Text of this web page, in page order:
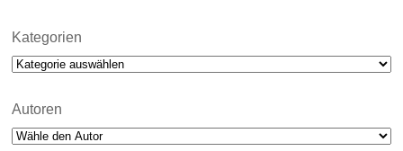
Kategorien
Kategorien
Autoren